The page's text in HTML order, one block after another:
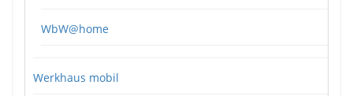
WbW@home
Werkhaus mobil